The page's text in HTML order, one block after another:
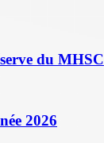
du MHSC
2026